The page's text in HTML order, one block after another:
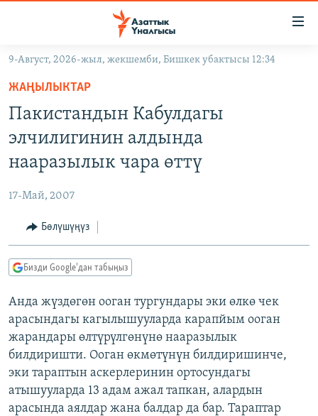
Навигацияга
өтүңүз
Издөөгө
салыңыз
МАДАНИЯТ
ТВ ПРОГРАММАЛАР
БҮГҮН АЗАТТЫКТА
ДАНИСТЕ
АЗАТТЫК+
ЫҢГАЙСЫЗ СУРООЛОР
ПОДКАСТ
ОНЛАЙН ШЕРИНЕ
9-Август, 2026-жыл, жекшемби, Бишкек убактысы 12:34
ЖАҢЫЛЫКТАР
Пакистандын Кабулдагы
элчилигинин алдында
нааразылык чара өттү
17-Май, 2007
Бөлүшүңүз
Бизди Google'дан табыңыз
Анда жүздөгөн ооган тургундары эки өлкө чек
арасындагы кагылышууларда карапйым ооган
жарандары өлтүрүлгөнүнө нааразылык
билдиришти. Ооган өкмөтүнүн билдиришинче,
эки тараптын аскерлеринин ортосундагы
атышууларда 13 адам ажал тапкан, алардын
арасында аялдар жана балдар да бар. Тараптар